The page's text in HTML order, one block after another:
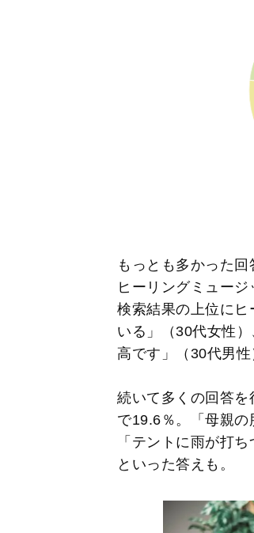
もっとも多かった
ヒーリングミュージ
検索結果の上位に
いる」（30代女性
高です」（30代男性
続いて多くの回答を
で19.6％。「母親の
「テントに雨が打
といった答えも。